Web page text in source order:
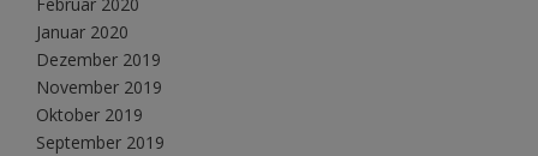
Januar 2020
Dezember 2019
November 2019
Oktober 2019
September 2019